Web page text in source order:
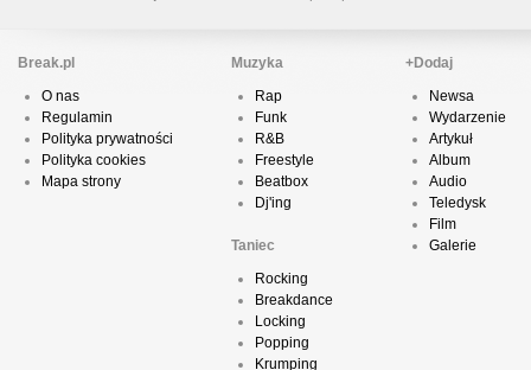
Break.pl
O nas
Regulamin
Polityka prywatności
Polityka cookies
Mapa strony
Muzyka
Rap
Funk
R&B
Freestyle
Beatbox
Dj'ing
Taniec
Rocking
Breakdance
Locking
Popping
Krumping
+Dodaj
Newsa
Wydarzenie
Artykuł
Album
Audio
Teledysk
Film
Galerie